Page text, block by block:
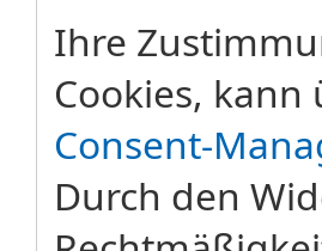
Ihre
Cookies,
Consent-
Durch den